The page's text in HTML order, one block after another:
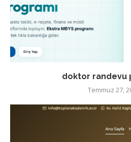
doktor randevu
Temmuz 27,